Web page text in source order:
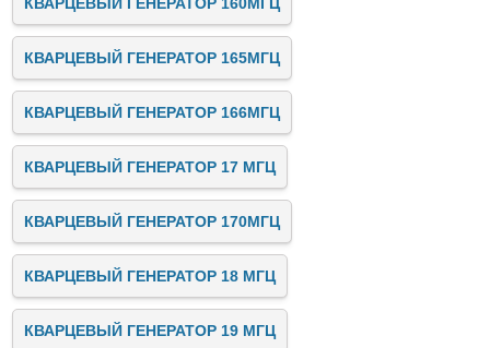
КВАРЦЕВЫЙ ГЕНЕРАТОР 165МГЦ
КВАРЦЕВЫЙ ГЕНЕРАТОР 166МГЦ
КВАРЦЕВЫЙ ГЕНЕРАТОР 17 МГЦ
КВАРЦЕВЫЙ ГЕНЕРАТОР 170МГЦ
КВАРЦЕВЫЙ ГЕНЕРАТОР 18 МГЦ
КВАРЦЕВЫЙ ГЕНЕРАТОР 19 МГЦ